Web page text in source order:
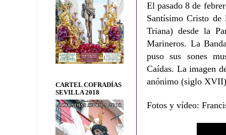
El pasado 8 de
Santísimo Cristo de
Triana) desde la
Marineros. La
puso sus sones
Caídas. La imagen
anónimo (siglo
Fotos y vídeo:
CARTEL COFRADÍAS
SEVILLA 2018